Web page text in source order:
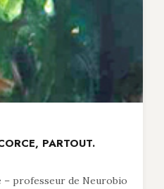
PARTOUT.
– professeur de Neurobio